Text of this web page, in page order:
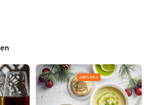
ARTIKEL